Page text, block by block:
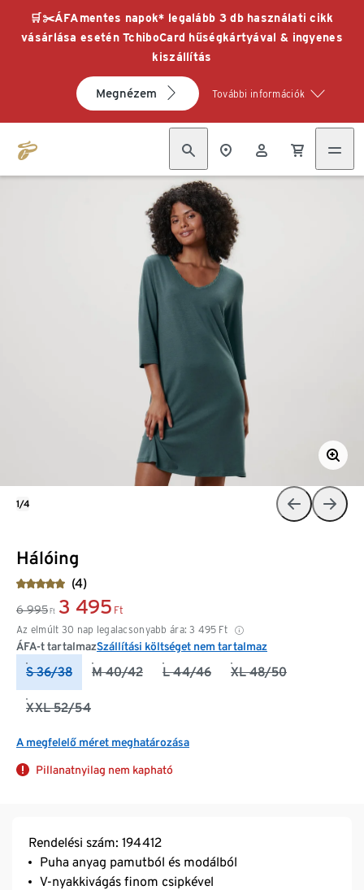
🛒✂️ÁFAmentes napok* legalább 3 db használati cikk
vásárlása esetén TchiboCard hűségkártyával & ingyenes
kiszállítás
Megnézem További információk
Hálóing
(4)
6 995 Ft 3 495 Ft
Az elmúlt 30 nap legalacsonyabb ára: 3 495 Ft
ÁFA-t tartalmazSzállítási költséget nem tartalmaz
S 36/38 M 40/42 L 44/46 XL 48/50
XXL 52/54
A megfelelő méret meghatározása
Pillanatnyilag nem kapható
1/4
Rendelési szám: 194412
Puha anyag pamutból és modálból
V-nyakkivágás finom csipkével